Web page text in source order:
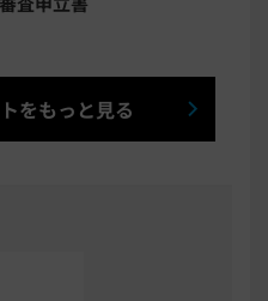
をもっと見る